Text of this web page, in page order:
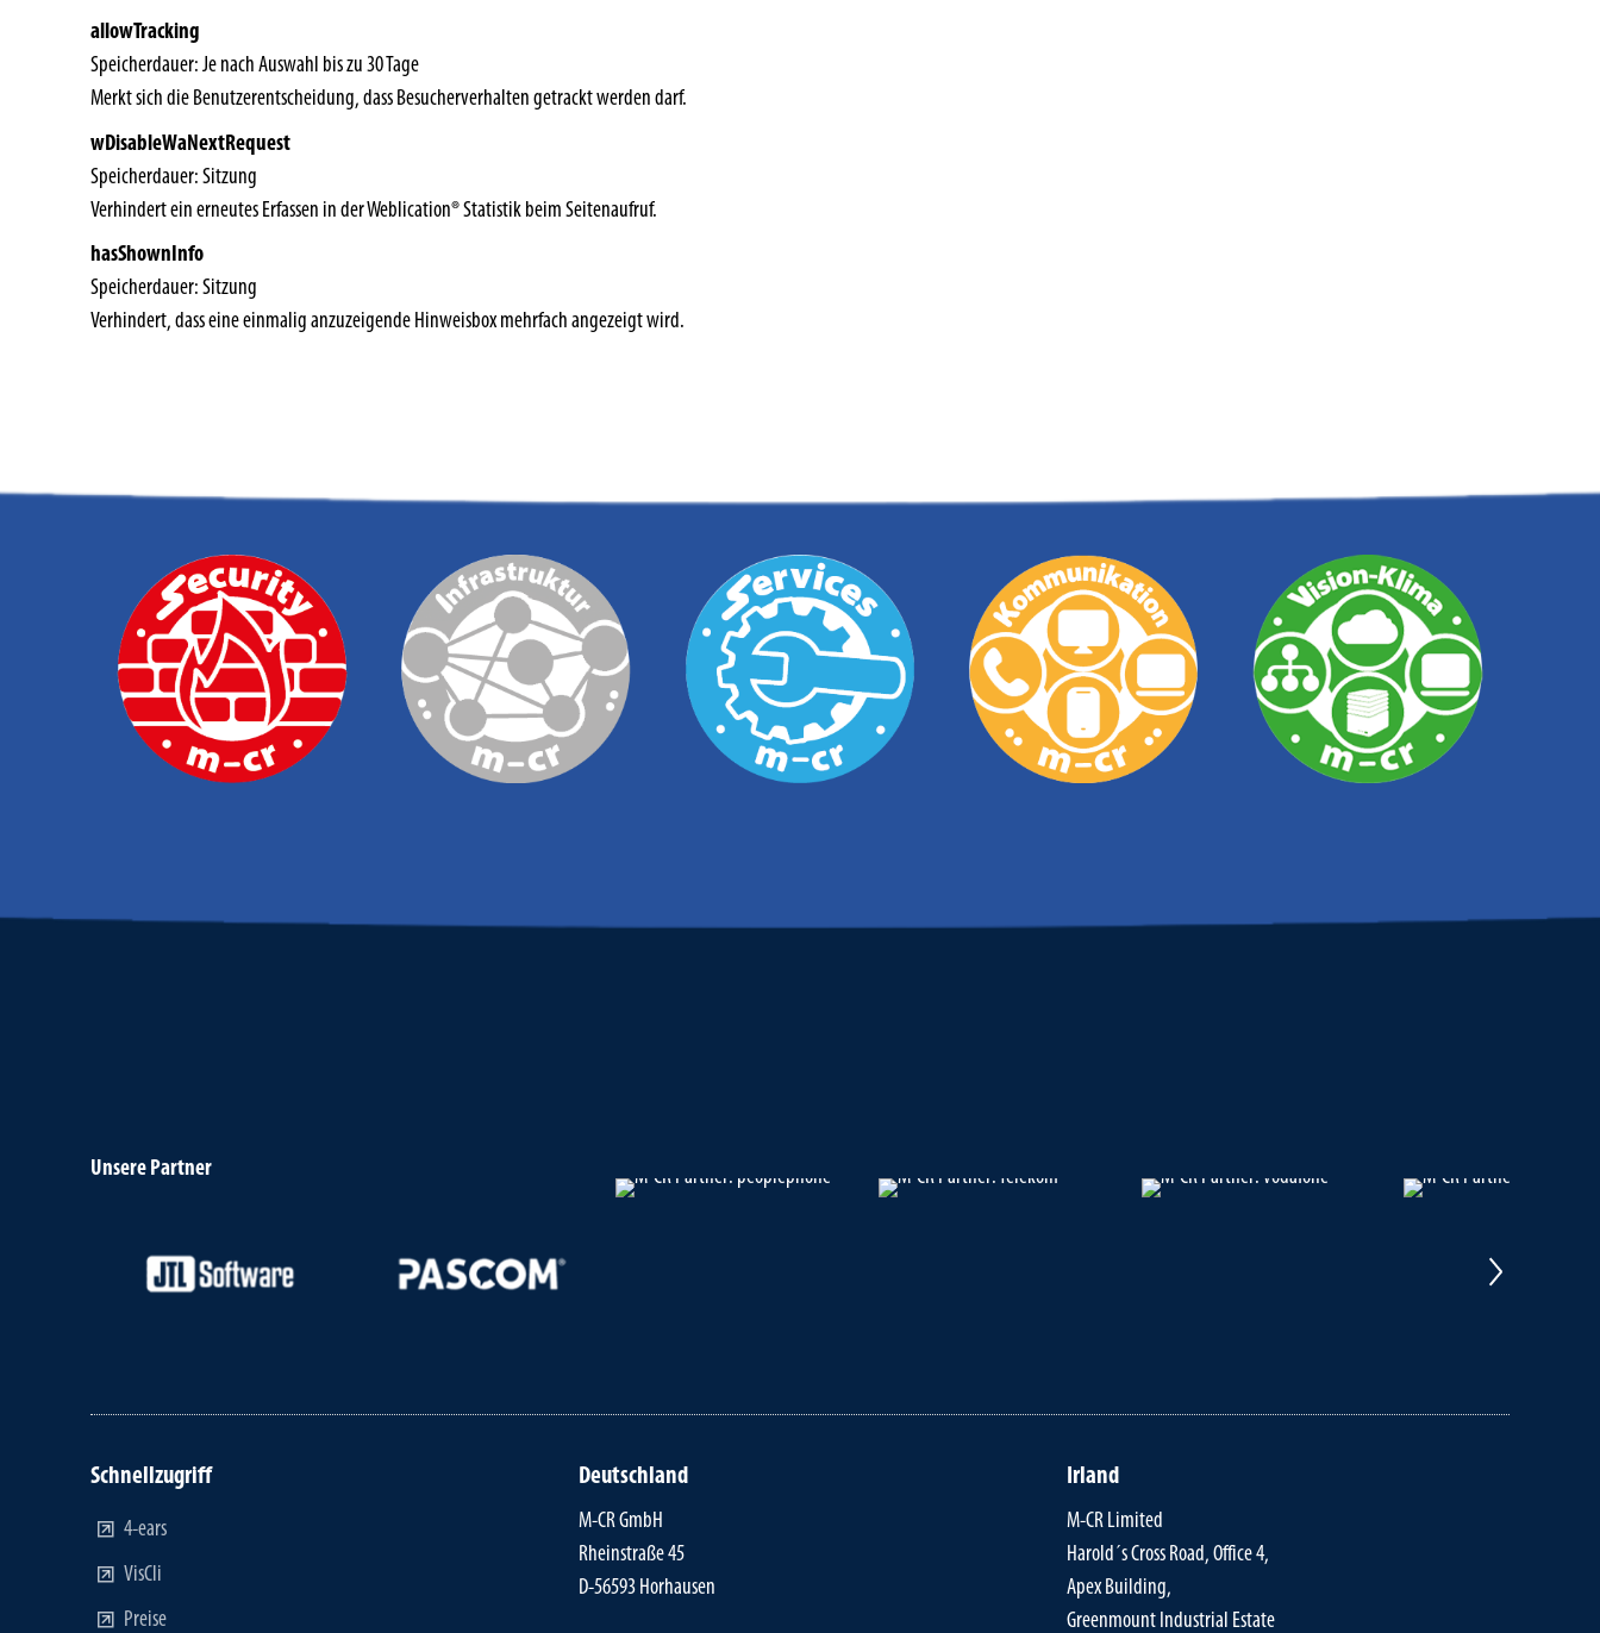
allowTracking
Speicherdauer Je nach Auswahl bis zu 30 Tage
Merkt sich die Benutzerentscheidung, dass Besucherverhalten getrackt werden darf.
wDisableWaNextRequest
Speicherdauer Sitzung
Verhindert ein erneutes Erfassen in der Weblication® Statistik beim Seitenaufruf.
hasShownInfo
Speicherdauer Sitzung
Verhindert, dass eine einmalig anzuzeigende Hinweisbox mehrfach angezeigt wird.
Unsere Partner
Schnellzugriff
4-ears
VisCli
Preise
Deutschland
M-CR GmbH
Rheinstraße 45
D-56593 Horhausen
Irland
M-CR Limited
Harold´s Cross Road, Office 4,
Apex Building,
Greenmount Industrial Estate